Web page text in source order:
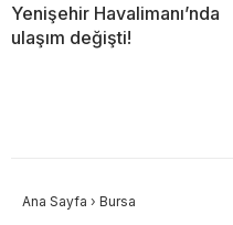
Yenişehir Havalimanı’nda
ulaşım değişti!
Ana Sayfa › Bursa